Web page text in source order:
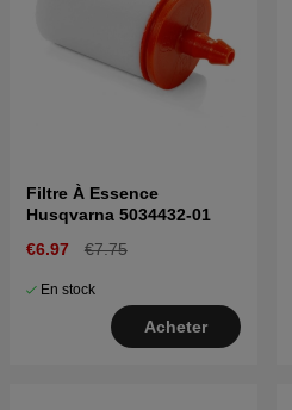
Filtre À Essence
Husqvarna 5034432-01
€6.97
€7.75
En stock
Acheter